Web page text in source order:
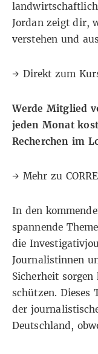
Jordan zeigt dir,
verstehen und
→ Direkt zum
Werde Mitglied
jeden Monat
Recherchen im
→ Mehr zu
In den
spannende
die
Journalistinnen
Sicherheit
schützen. Dieses
der
Deutschland,